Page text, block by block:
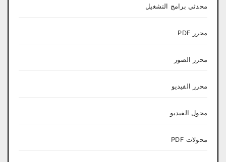
محدثي برامج التشغيل
محرر PDF
محرر الصور
محرر الفيديو
محول الفيديو
محولات PDF